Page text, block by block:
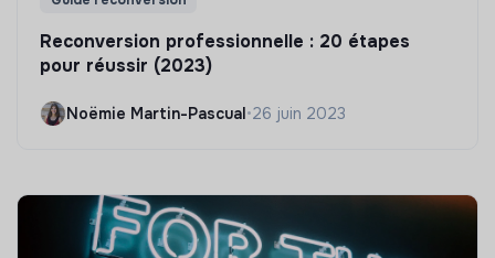
Reconversion professionnelle : 20 étapes
pour réussir (2023)
Noëmie Martin-Pascual•26 juin 2023